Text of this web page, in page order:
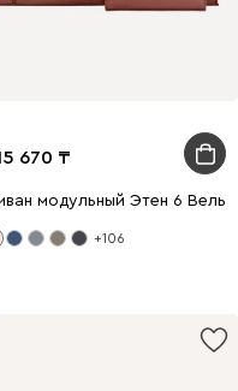
670
модульный Этен 6
+106